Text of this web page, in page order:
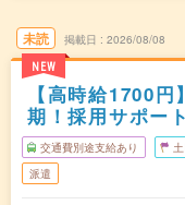
未読
NEW
掲載日 2026/08/08
【高時給1700
期！採用サポート
交通費別途支給あり
派遣